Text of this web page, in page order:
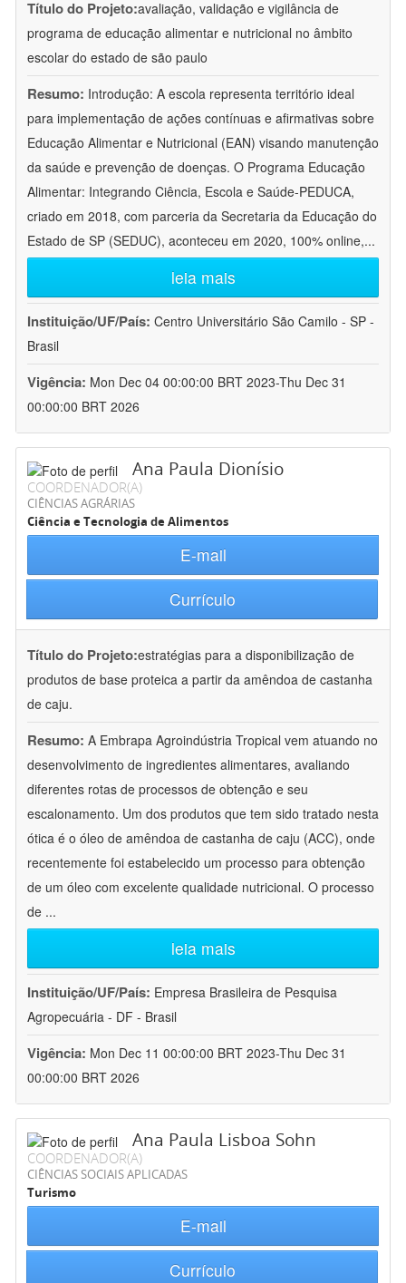
Título do Projeto:avaliação, validação e vigilância de
programa de educação alimentar e nutricional no âmbito
escolar do estado de são paulo
Resumo: Introdução: A escola representa território ideal
para implementação de ações contínuas e afirmativas sobre
Educação Alimentar e Nutricional (EAN) visando manutenção
da saúde e prevenção de doenças. O Programa Educação
Alimentar: Integrando Ciência, Escola e Saúde-PEDUCA,
criado em 2018, com parceria da Secretaria da Educação do
Estado de SP (SEDUC), aconteceu em 2020, 100% online,...
leia mais
Instituição/UF/País: Centro Universitário São Camilo - SP -
Brasil
Vigência: Mon Dec 04 00:00:00 BRT 2023-Thu Dec 31
00:00:00 BRT 2026
Ana Paula Dionísio
COORDENADOR(A)
CIÊNCIAS AGRÁRIAS
Ciência e Tecnologia de Alimentos
E-mail
Currículo
Título do Projeto:estratégias para a disponibilização de
produtos de base proteica a partir da amêndoa de castanha
de caju.
Resumo: A Embrapa Agroindústria Tropical vem atuando no
desenvolvimento de ingredientes alimentares, avaliando
diferentes rotas de processos de obtenção e seu
escalonamento. Um dos produtos que tem sido tratado nesta
ótica é o óleo de amêndoa de castanha de caju (ACC), onde
recentemente foi estabelecido um processo para obtenção
de um óleo com excelente qualidade nutricional. O processo
de ...
leia mais
Instituição/UF/País: Empresa Brasileira de Pesquisa
Agropecuária - DF - Brasil
Vigência: Mon Dec 11 00:00:00 BRT 2023-Thu Dec 31
00:00:00 BRT 2026
Ana Paula Lisboa Sohn
COORDENADOR(A)
CIÊNCIAS SOCIAIS APLICADAS
Turismo
E-mail
Currículo